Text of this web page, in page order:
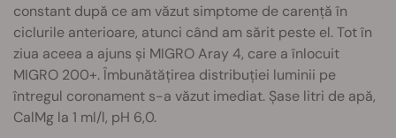
constant după ce am văzut simptome de carență în
ciclurile anterioare, atunci când am sărit peste el. Tot în
ziua aceea a ajuns și MIGRO Aray 4, care a înlocuit
MIGRO 200+. Îmbunătățirea distribuției luminii pe
întregul coronament s-a văzut imediat. Șase litri de apă,
CalMg la 1 ml/l, pH 6,0.